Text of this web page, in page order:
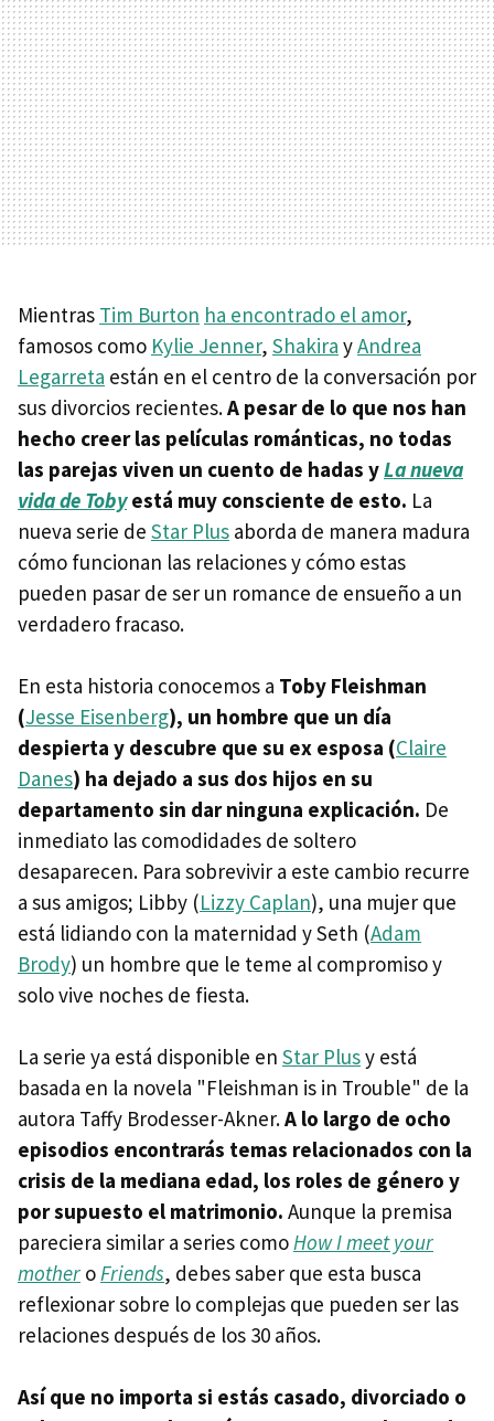
Mientras Tim Burton ha encontrado el amor,
famosos como Kylie Jenner, Shakira yAndrea
Legarreta están en el centro de la conversación por
sus divorcios recientes.A pesar de lo que nos han
hecho creer las películas románticas, no todas
las parejas viven un cuento de hadas yLa nueva
vida de Tobyestá muy consciente de esto. La
nueva serie de Star Plus aborda de manera madura
cómo funcionan las relaciones y cómo estas
pueden pasar de ser un romance de ensueño a un
verdadero fracaso.
En esta historia conocemos a Toby Fleishman
(Jesse Eisenberg), un hombre que un día
despierta y descubre que su ex esposa (Claire
Danes) ha dejado a sus dos hijos en su
departamento sin dar ninguna explicación. De
inmediato las comodidades de soltero
desaparecen. Para sobrevivir a este cambio recurre
a sus amigos; Libby (Lizzy Caplan), una mujer que
está lidiando con la maternidad y Seth (Adam
Brody) un hombre que le teme al compromiso y
solo vive noches de fiesta.
La serie ya está disponible en Star Plusy está
basada en la novela "Fleishman is in Trouble" de la
autora Taffy Brodesser-Akner.A lo largo de ocho
episodios encontrarás temas relacionados con la
crisis de la mediana edad, los roles de género y
por supuesto el matrimonio. Aunque la premisa
pareciera similar a series comoHow I meet your
mother oFriends, debes saber que esta busca
reflexionar sobre lo complejas que pueden ser las
relaciones después de los 30 años.
Así que no importa si estás casado, divorciado o